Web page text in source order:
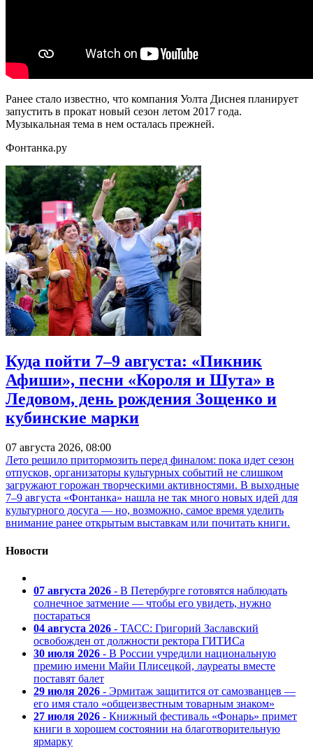
Ранее стало известно, что компания Уолта Диснея планирует
запустить в прокат новый сезон летом 2017 года.
Музыкальная тема в нем осталась прежней.
Фонтанка.ру
Куда пойти 7–9 августа: «Пикник
Афиши», песни «Короля и Шута» в
Ледовом, день рождения Зощенко и
кубинские марки
07 августа 2026, 08:00
Лето решило притормозить перед финалом: пока идет сезон
отпусков, организаторы культурных событий не слишком
загружают горожан творческими активностями. В выходные
7–9 августа «Фонтанка» нашла не так много новых идей для
культурного досуга — но, возможно, самое время уделить
внимание ранее открытым выставкам или почитать книги.
Новости
07 августа 2026 - В Петербурге готовятся наблюдать
солнечное затмение — чтобы его увидеть, нужно
постараться
04 августа 2026 - ТАСС: Григорий Заславский
освобожден от должности ректора ГИТИСа
30 июля 2026 - В России учредили национальную
премию имени Майи Плисецкой, лауреаты вместе
поставят балет
29 июля 2026 - Эрмитаж защитится от самозванцев —
его имя стало «общеизвестным товарным знаком»
27 июля 2026 - Книжный фестиваль «Фонарь» примет
книги в хорошем состоянии на благотворительную
ярмарку